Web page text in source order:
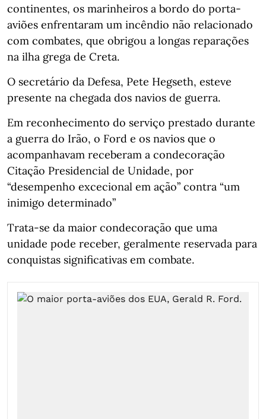
continentes, os marinheiros a bordo do porta-
aviões enfrentaram um incêndio não relacionado
com combates, que obrigou a longas reparações
na ilha grega de Creta.
O secretário da Defesa, Pete Hegseth, esteve
presente na chegada dos navios de guerra.
Em reconhecimento do serviço prestado durante
a guerra do Irão, o Ford e os navios que o
acompanhavam receberam a condecoração
Citação Presidencial de Unidade, por
“desempenho excecional em ação” contra “um
inimigo determinado”
Trata-se da maior condecoração que uma
unidade pode receber, geralmente reservada para
conquistas significativas em combate.